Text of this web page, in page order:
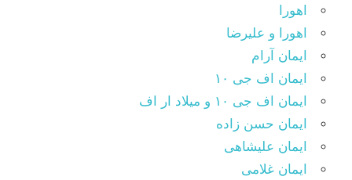
اهورا
اهورا و علیرضا
ایمان آرام
ایمان اف جی ۱۰
ایمان اف جی ۱۰ و میلاد ار اف
ایمان حسن زاده
ایمان علیشاهی
ایمان غلامی